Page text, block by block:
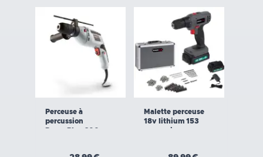
Perceuse à
percussion
PowerPlus 600w
Malette perceuse
18v lithium 153
accessoires